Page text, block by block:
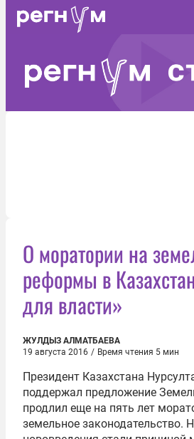
О моратории на
реформы в
для власти»
ЖУЛДЫЗ АЛМАТБАЕВА
19 августа 2016 / Время чтения 5 мин
Президент Казахстана
поддержал предложение
продлил еще на пять лет
земельное законодательство.